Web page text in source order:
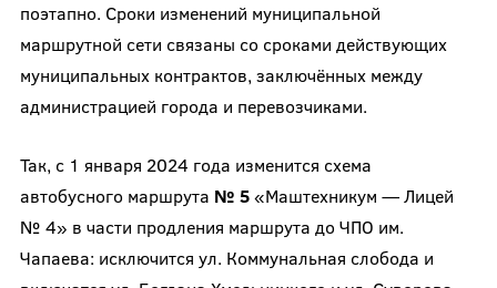
поэтапно. Сроки изменений муниципальной
маршрутной сети связаны со сроками действующих
муниципальных контрактов, заключённых между
администрацией города и перевозчиками.
Так, с 1 января 2024 года изменится схема
автобусного маршрута № 5«Маштехникум — Лицей
№ 4» в части продления маршрута до ЧПО им.
Чапаева: исключится ул. Коммунальная слобода и